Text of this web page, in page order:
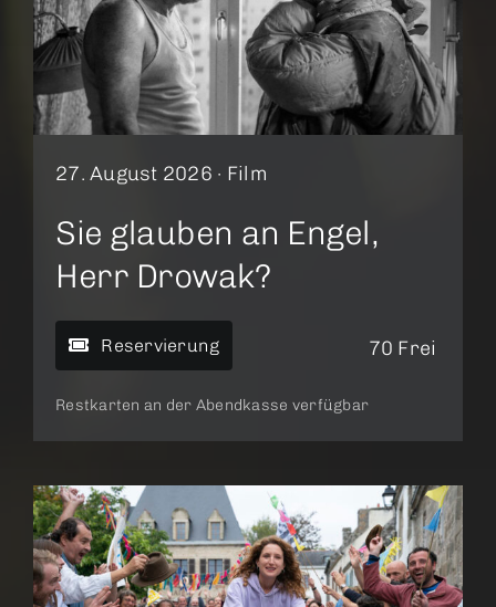
27. August 2026 · Film
Sie glauben an Engel,
Herr Drowak?
Reservierung 70 Frei
Restkarten an der Abendkasse verfügbar